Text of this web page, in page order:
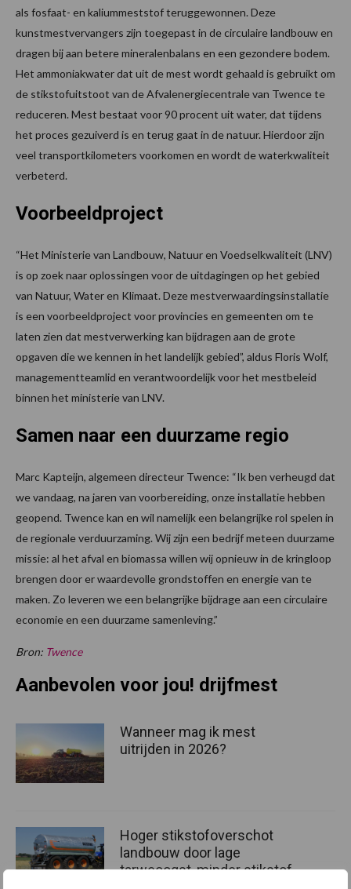
als fosfaat- en kaliummeststof teruggewonnen. Deze
kunstmestvervangers zijn toegepast in de circulaire landbouw en
dragen bij aan betere mineralenbalans en een gezondere bodem.
Het ammoniakwater dat uit de mest wordt gehaald is gebruikt om
de stikstofuitstoot van de Afvalenergiecentrale van Twence te
reduceren. Mest bestaat voor 90 procent uit water, dat tijdens
het proces gezuiverd is en terug gaat in de natuur. Hierdoor zijn
veel transportkilometers voorkomen en wordt de waterkwaliteit
verbeterd.
Voorbeeldproject
“Het Ministerie van Landbouw, Natuur en Voedselkwaliteit (LNV)
is op zoek naar oplossingen voor de uitdagingen op het gebied
van Natuur, Water en Klimaat. Deze mestverwaardingsinstallatie
is een voorbeeldproject voor provincies en gemeenten om te
laten zien dat mestverwerking kan bijdragen aan de grote
opgaven die we kennen in het landelijk gebied”, aldus Floris Wolf,
managementteamlid en verantwoordelijk voor het mestbeleid
binnen het ministerie van LNV.
Samen naar een duurzame regio
Marc Kapteijn, algemeen directeur Twence: “Ik ben verheugd dat
we vandaag, na jaren van voorbereiding, onze installatie hebben
geopend. Twence kan en wil namelijk een belangrijke rol spelen in
de regionale verduurzaming. Wij zijn een bedrijf meteen duurzame
missie: al het afval en biomassa willen wij opnieuw in de kringloop
brengen door er waardevolle grondstoffen en energie van te
maken. Zo leveren we een belangrijke bijdrage aan een circulaire
economie en een duurzame samenleving.”
Bron: Twence
Aanbevolen voor jou! drijfmest
Wanneer mag ik mest
uitrijden in 2026?
Hoger stikstofoverschot
landbouw door lage
tarweoogst, minder stikstof